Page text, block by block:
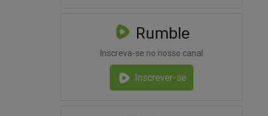
Rumble
Inscreva-se no nosso canal
Inscrever-se